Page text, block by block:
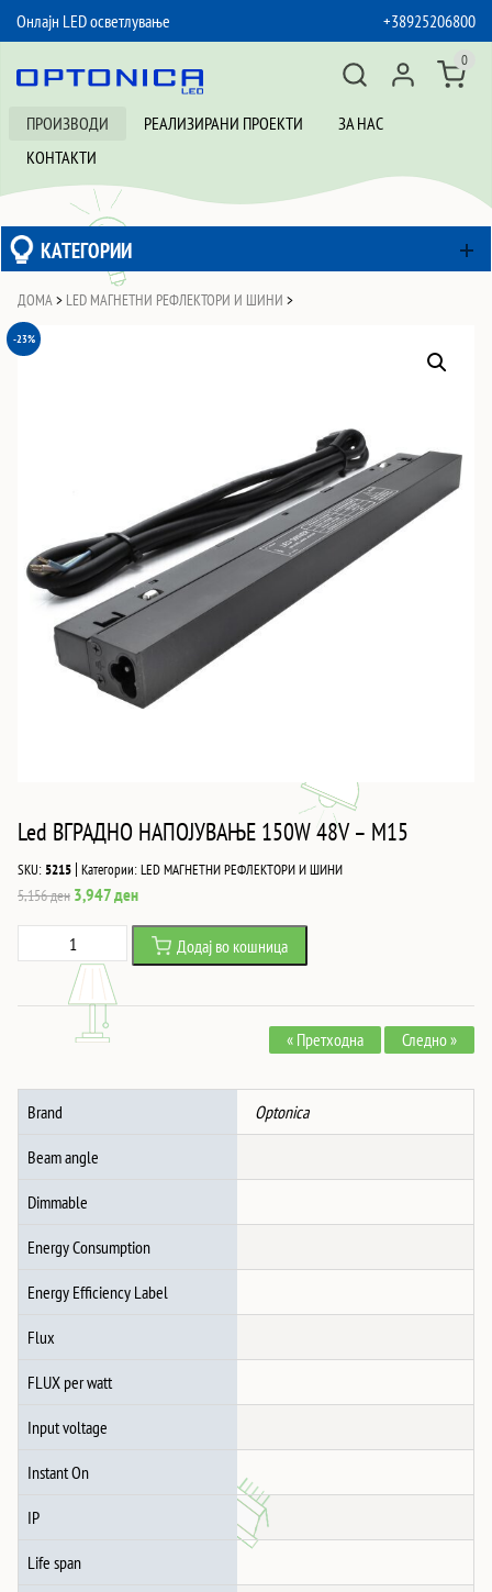
Онлајн LED осветлување
+38925206800
ПРОИЗВОДИ РЕАЛИЗИРАНИ ПРОЕКТИ
ЗА НАС
КОНТАКТИ
0
КАТЕГОРИИ
ДОМА > LED МАГНЕТНИ РЕФЛЕКТОРИ И ШИНИ >
-23%
Led ВГРАДНО НАПОЈУВАЊЕ 150W 48V – M15
SKU:5215 | Категории:LED МАГНЕТНИ РЕФЛЕКТОРИ И ШИНИ
5,156ден Original
was:
5,156 ден.
3,947денCurrent
price
3,947 ден.
ВГРАДНО
НАПОЈУВАЊЕ
M15
количина
Додај во кошница
« Претходна Следно »
Brand Optonica
Beam angle
Dimmable
Energy Consumption
Energy Efficiency Label
Flux
FLUX per watt
Input voltage
Instant On
IP
Life span